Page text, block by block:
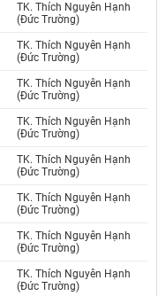
TK. Thích Nguyên Hạnh
(Đức Trường)
TK. Thích Nguyên Hạnh
(Đức Trường)
TK. Thích Nguyên Hạnh
(Đức Trường)
TK. Thích Nguyên Hạnh
(Đức Trường)
TK. Thích Nguyên Hạnh
(Đức Trường)
TK. Thích Nguyên Hạnh
(Đức Trường)
TK. Thích Nguyên Hạnh
(Đức Trường)
TK. Thích Nguyên Hạnh
(Đức Trường)